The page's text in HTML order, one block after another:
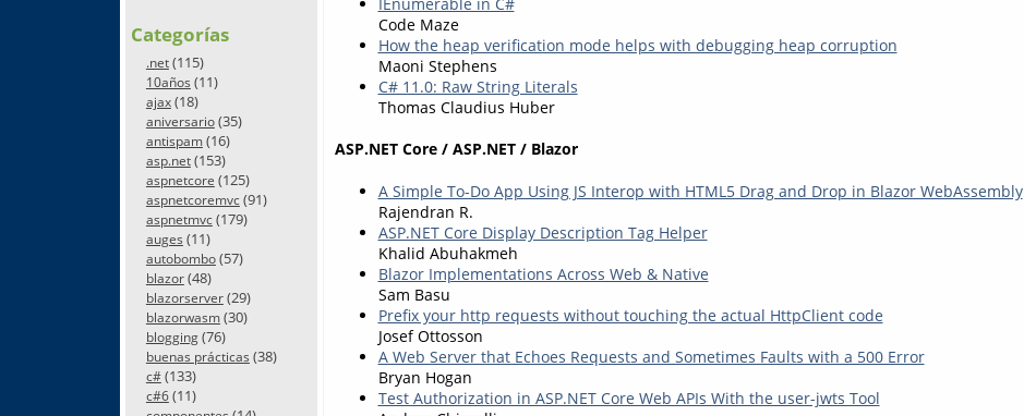
Categorías
.net(115)
10años (11)
ajax(18)
aniversario(35)
antispam(16)
asp.net(153)
aspnetcore (125)
aspnetcoremvc(91)
aspnetmvc(179)
auges (11)
autobombo(57)
blazor(48)
blazorserver(29)
blazorwasm(30)
blogging(76)
buenas prácticas (38)
c#(133)
c#6(11)
Code Maze
How the heap verification mode helps with debugging heap corruption
Maoni Stephens
C# 11.0: Raw String Literals
Thomas Claudius Huber
ASP.NET Core / ASP.NET / Blazor
A Simple To-Do App Using JS Interop with HTML5 Drag and Drop in Blazor WebAssembly
Rajendran R.
ASP.NET Core Display Description Tag Helper
Khalid Abuhakmeh
Blazor Implementations Across Web & Native
Sam Basu
Prefix your http requests without touching the actual HttpClient code
Josef Ottosson
A Web Server that Echoes Requests and Sometimes Faults with a 500 Error
Bryan Hogan
Test Authorization in ASP.NET Core Web APIs With the user-jwts Tool